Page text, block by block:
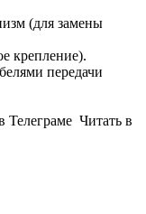
(для замены
крепление).
передачи
Телеграме Читать в